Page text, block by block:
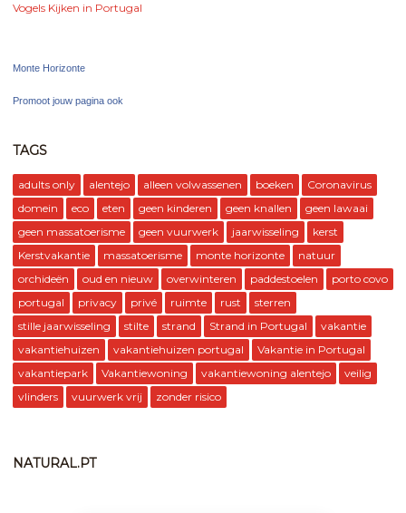
Vogels Kijken in Portugal
Monte Horizonte
Promoot jouw pagina ook
TAGS
adults only alentejo alleen volwassenen boeken
Coronavirus
domein
eco eten geen kinderen geen knallen
geen lawaai
geen massatoerisme
geen vuurwerk jaarwisseling
kerst
Kerstvakantie
massatoerisme monte horizonte
natuur
orchideën
oud en nieuw overwinteren paddestoelen
porto covo
portugal
privacy privé ruimte rust
sterren
stille jaarwisseling
stilte strand Strand in Portugal
vakantie
vakantiehuizen
vakantiehuizen portugal
Vakantie in Portugal
vakantiepark
Vakantiewoning vakantiewoning alentejo
veilig
vlinders
vuurwerk vrij zonder risico
NATURAL.PT